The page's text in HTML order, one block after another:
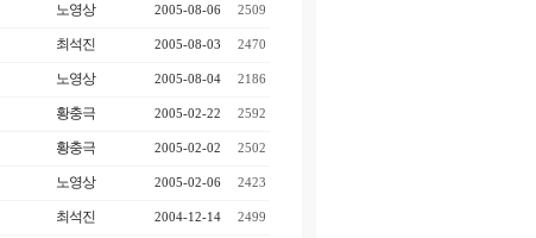
노영상 2005-08-06 2509
최석진 2005-08-03 2470
노영상 2005-08-04 2186
황충극 2005-02-22 2592
황충극 2005-02-02 2502
노영상 2005-02-06 2423
최석진 2004-12-14 2499